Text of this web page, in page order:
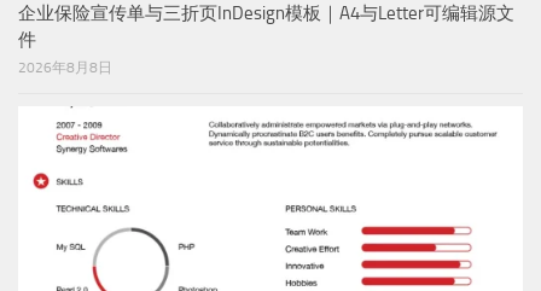
企业保险宣传单与三折页InDesign模板｜A4与Letter可编辑源文
件
2026年8月8日